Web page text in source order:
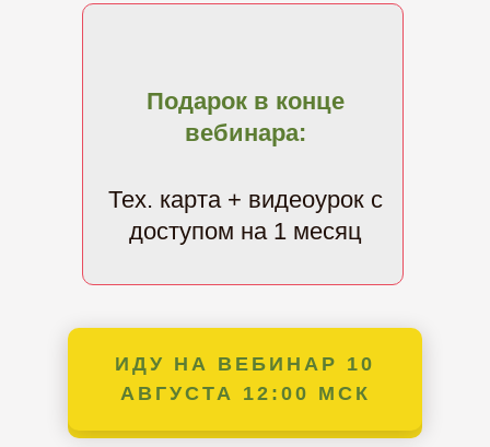
Подарок в конце
вебинара:
Тех. карта + видеоурок с
доступом на 1 месяц
ЗАРЕГИСТРИРОВАТЬСЯ
ИДУ НА ВЕБИНАР 3
ФЕВРАЛЯ 12:00 МСК
ИДУ НА ВЕБИНАР 10
АВГУСТА 12:00 МСК